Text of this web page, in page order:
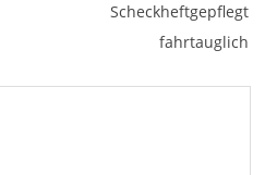
Scheckheftgepflegt
fahrtauglich